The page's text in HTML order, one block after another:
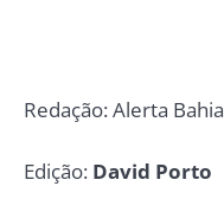
Redação: Alerta Bahia
Edição: David Porto